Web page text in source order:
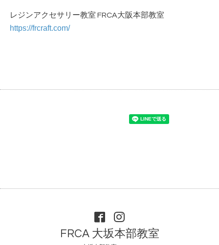
レジンアクセサリー教室 FRCA大阪本部教室
https://frcraft.com/
FRCA 大坂本部教室